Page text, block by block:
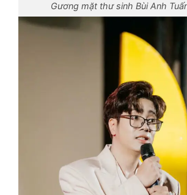
Gương mặt thư sinh Bùi Anh